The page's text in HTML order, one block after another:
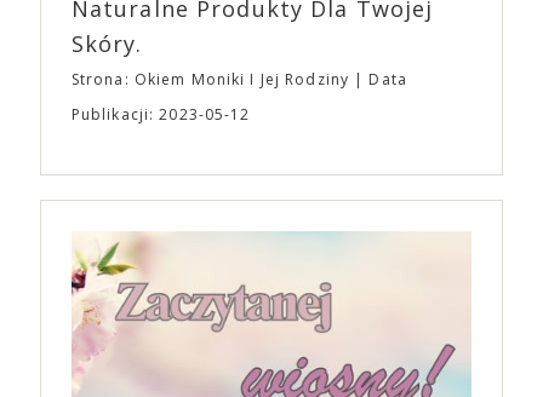
Naturalne Produkty Dla Twojej
Skóry.
Strona: Okiem Moniki I Jej Rodziny
Data
Publikacji: 2023-05-12